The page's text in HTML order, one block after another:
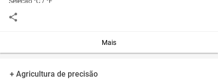
Função HOLD
Registro de máxima, mínima e valor médio
Acessórios:
Capa de proteção
Mais
+ Agricultura de precisão